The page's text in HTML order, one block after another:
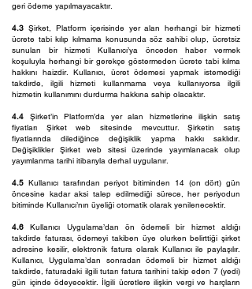
geri ödeme yapılmayacaktır.
4.3 Şirket, Platform içerisinde yer alan herhangi bir hizmeti
ücrete tabi kılıp kılmama konusunda söz sahibi olup, ücretsiz
sunulan bir hizmeti Kullanıcı’ya önceden haber vermek
koşuluyla herhangi bir gerekçe göstermeden ücrete tabi kılma
hakkını haizdir. Kullanıcı, ücret ödemesi yapmak istemediği
takdirde, ilgili hizmeti kullanmama veya kullanıyorsa ilgili
hizmetin kullanımını durdurma hakkına sahip olacaktır.
4.4 Şirket’in Platform’da yer alan hizmetlerine ilişkin satış
fiyatları Şirket web sitesinde mevcuttur. Şirketin satış
fiyatlarında dilediğince değişiklik yapma hakkı saklıdır.
Değişiklikler Şirket web sitesi üzerinde yayımlanacak olup
yayımlanma tarihi itibarıyla derhal uygulanır.
4.5 Kullanıcı tarafından periyot bitiminden 14 (on dört) gün
öncesine kadar aksi talep edilmediği sürece, her periyodun
bitiminde Kullanıcı’nın üyeliği otomatik olarak yenilenecektir.
4.6Kullanıcı Uygulama’dan ön ödemeli bir hizmet aldığı
takdirde faturası, ödemeyi takiben üye olurken belirttiği şirket
adresine kesilir, elektronik fatura olarak Kullanıcı ile paylaşılır.
Kullanıcı, Uygulama’dan sonradan ödemeli bir hizmet aldığı
takdirde, faturadaki ilgili tutarı fatura tarihini takip eden 7 (yedi)
gün içinde ödeyecektir. İlgili ücretlere ilişkin vergi ve harçların